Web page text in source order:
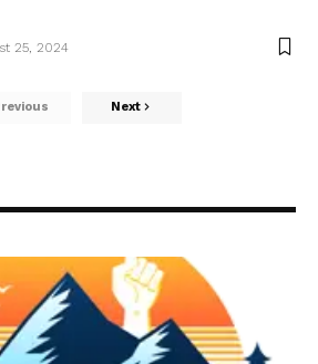
25, 2024
Next